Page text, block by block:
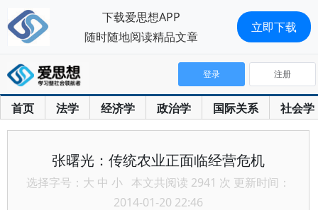
首页 法学 经济学 政治学 国际关系 社会学
登录 注册
张曙光：传统农业正面临经营危机
选择字号： 大 中 小 本文共阅读 2941 次 更新时间：
2014-01-20 22:46
下载爱思想APP
随时随地阅读精品文章
立即下载